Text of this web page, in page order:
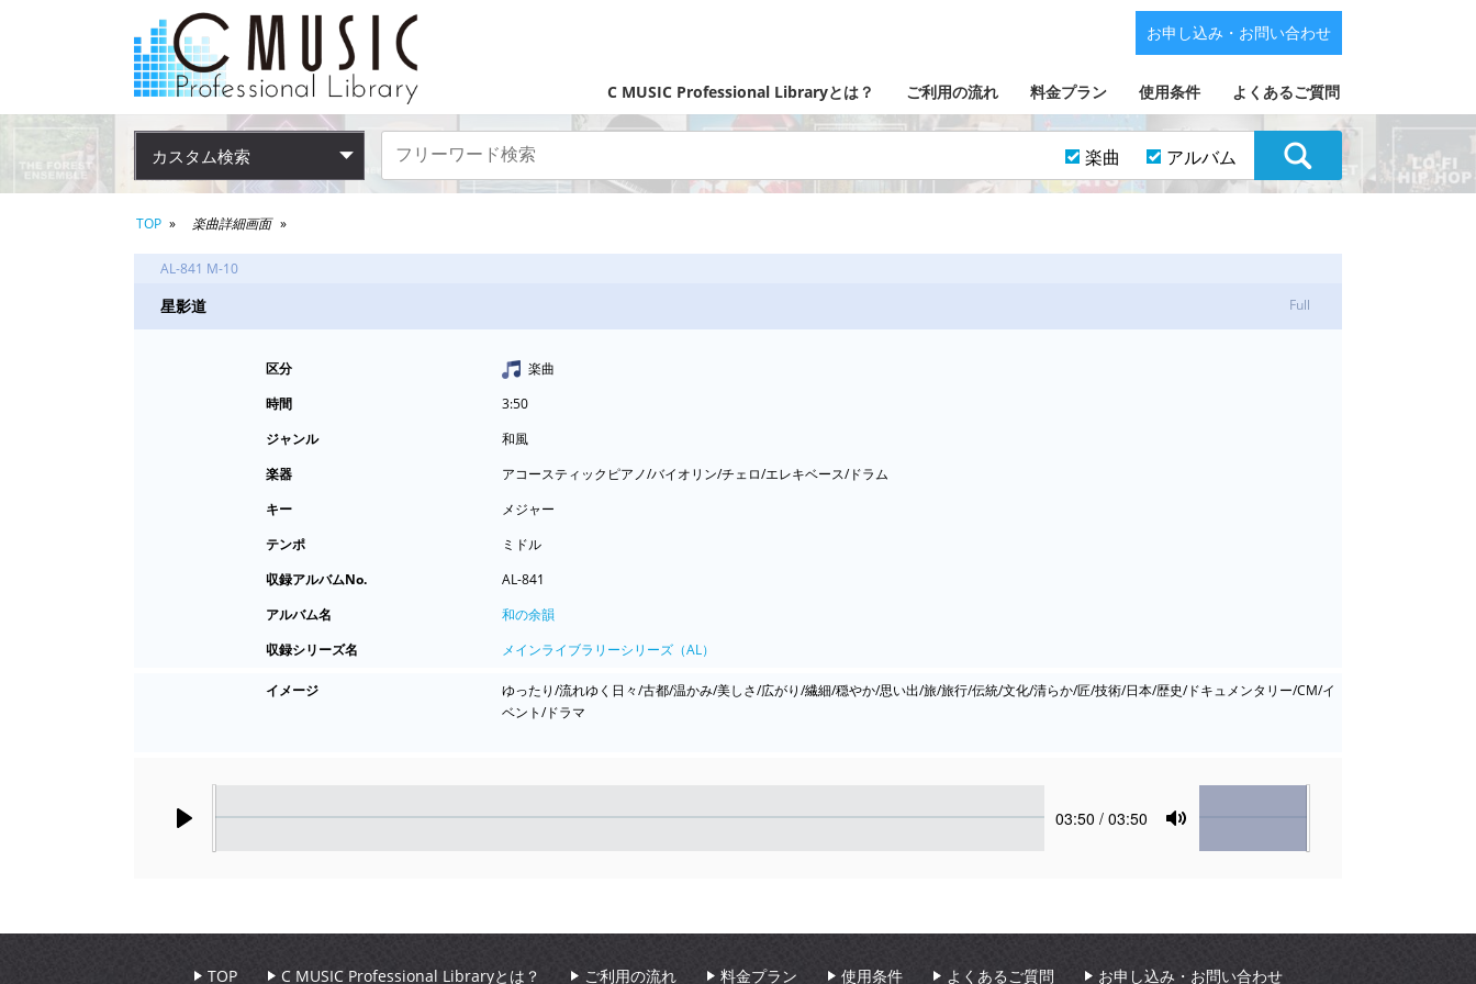
C MUSIC Professional Libraryとは？ ご利用の流れ 料金プラン 使用条件 よくあるご質問
お申し込み・お問い合わせ
カスタム検索 楽曲 アルバム
TOP 楽曲詳細画面
AL-841 M-10
星影道 Full
区分
楽曲
時間
3:50
ジャンル
和風
楽器
アコースティックピアノ/バイオリン/チェロ/エレキベース/ドラム
キー
メジャー
テンポ
ミドル
収録アルバムNo.
AL-841
アルバム名
和の余韻
収録シリーズ名
メインライブラリーシリーズ（AL）
イメージ
ゆったり/流れゆく日々/古都/温かみ/美しさ/広がり/繊細/穏やか/思い出/旅/旅行/伝統/文化/清らか/匠/技術/日本/歴史/ドキュメンタリー/CM/イ
ベント/ドラマ
Current
03:50 / 03:50
Mute
Volume
TOP C MUSIC Professional Libraryとは？ ご利用の流れ 料金プラン 使用条件 よくあるご質問 お申し込み・お問い合わせ